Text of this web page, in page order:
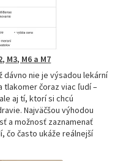
M6 a M7
dávno nie je výsadou lekární
tlakomer čoraz viac ľudí –
aj tí, ktorí si chcú
Najväčšou výhodou
a možnosť zaznamenať
čo často ukáže reálnejší